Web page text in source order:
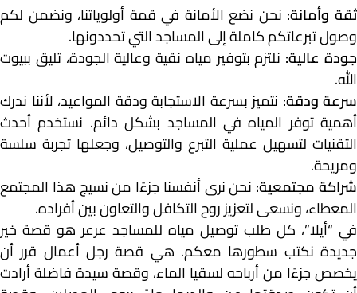
ثقة وأمانة: نحن نضع الأمانة في قمة أولوياتنا، ونضمن لكم
وصول تبرعاتكم كاملة إلى المساجد التي تحددونها.
جودة عالية: نلتزم بتوفير مياه نقية وعالية الجودة، تليق ببيوت
الله.
سرعة ودقة: نتميز بسرعة الاستجابة ودقة المواعيد، لأننا ندرك
أهمية توفر المياه في المساجد بشكل دائم. نستخدم أحدث
التقنيات لتسهيل عملية التبرع والتوصيل، وجعلها تجربة سلسة
ومريحة.
شراكة مجتمعية: نحن نرى أنفسنا جزءًا من نسيج هذا المجتمع
المعطاء، ونسعى لتعزيز روح التكافل والتعاون بين أفراده.
في “أيلا”، كل طلب توصيل مياه للمساجد عرعر هو قصة خير
جديدة نكتب سطورها معكم. هي قصة رجل أعمال قرر أن
يخصص جزءًا من أرباحه لسقيا الماء، وقصة سيدة فاضلة أرادت